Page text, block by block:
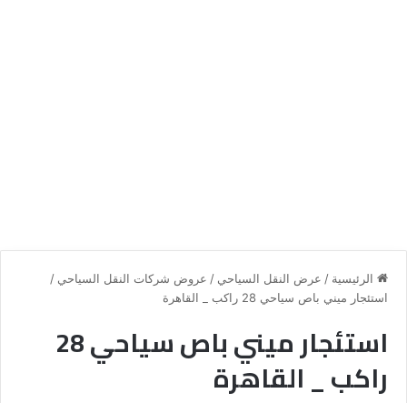
الرئيسية / عرض النقل السياحي / عروض شركات النقل السياحي /
استئجار ميني باص سياحي 28 راكب _ القاهرة
استئجار ميني باص سياحي 28
راكب _ القاهرة